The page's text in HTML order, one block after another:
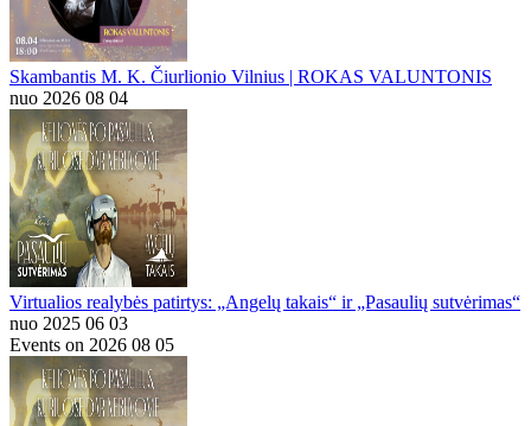
Skambantis M. K. Čiurlionio Vilnius | ROKAS VALUNTONIS
nuo 2026 08 04
Virtualios realybės patirtys: „Angelų takais“ ir „Pasaulių sutvėrimas“
nuo 2025 06 03
Events on 2026 08 05